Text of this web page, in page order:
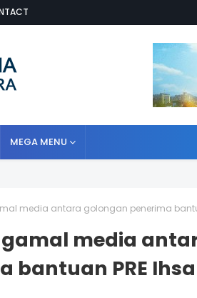
MEGA MENU
media antara golongan penerima
media
bantuan PRE